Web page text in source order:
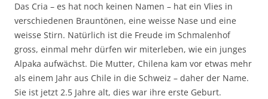
Das Cria – es hat noch keinen Namen – hat ein Vlies in
verschiedenen Brauntönen, eine weisse Nase und eine
weisse Stirn. Natürlich ist die Freude im Schmalenhof
gross, einmal mehr dürfen wir miterleben, wie ein junges
Alpaka aufwächst. Die Mutter, Chilena kam vor etwas mehr
als einem Jahr aus Chile in die Schweiz – daher der Name.
Sie ist jetzt 2.5 Jahre alt, dies war ihre erste Geburt.